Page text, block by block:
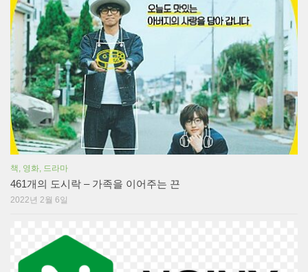
책, 영화, 드라마
461개의 도시락 – 가족을 이어주는 끈
2022년 2월 6일